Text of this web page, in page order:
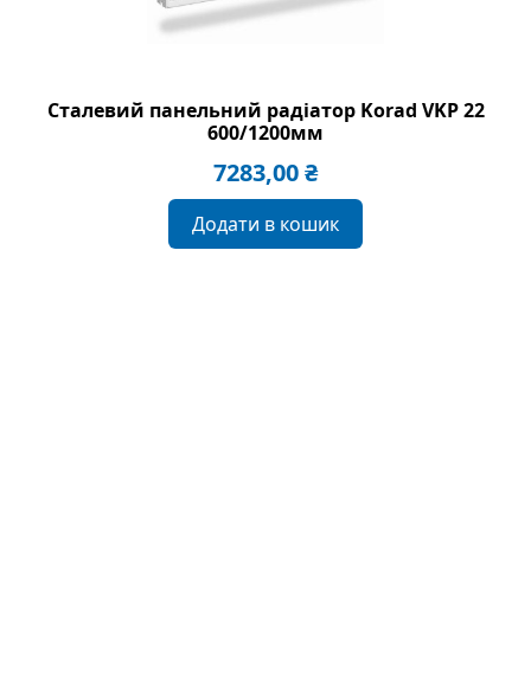
Сталевий панельний радіатор Korad VKP 22
600/1200мм
7283,00₴
Додати в кошик